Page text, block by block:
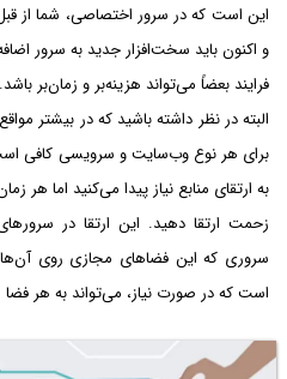
این است که در سرور اختصاصی، شما از قبل
و اکنون باید سخت‌افزار جدید به سرور
فرایند بعضاً می‌تواند هزینه‌بر و زمان‌بر باشد.
البته در نظر داشته باشید که در بیشتر
برای هر نوع وب‌سایت و سرویسی کافی
به ارتقای منابع نیاز پیدا می‌کنید اما هر
زحمت ارتقا دهید. این ارتقا در
سروری که این فضاهای مجازی روی آن‌ها
است که در صورت نیاز، می‌تواند به هر